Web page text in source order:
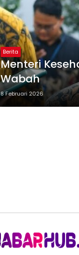
Berita
Menteri
Wabah
8 Februari 2026